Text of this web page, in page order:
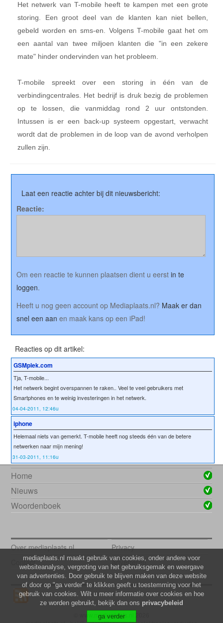
Het netwerk van T-mobile heeft te kampen met een grote
storing. Een groot deel van de klanten kan niet bellen,
gebeld worden en sms-en. Volgens T-mobile gaat het om
een aantal van twee miljoen klanten die "in een zekere
mate" hinder ondervinden van het probleem.
T-mobile spreekt over een storing in één van de
verbindingcentrales. Het bedrijf is druk bezig de problemen
op te lossen, die vanmiddag rond 2 uur ontstonden.
Intussen is er een back-up systeem opgestart, verwacht
wordt dat de problemen in de loop van de avond verholpen
zullen zijn.
Laat een reactie achter bij dit nieuwsbericht:
Reactie:
Om een reactie te kunnen plaatsen dient u eerst in te
loggen.
Heeft u nog geen account op Mediaplaats.nl? Maak er dan
snel een aan en maak kans op een iPad!
Reacties op dit artikel:
GSMplek.com
Tja, T-mobile...
Het netwerk begint overspannen te raken.. Veel te veel gebruikers met
Smartphones en te weinig investeringen in het netwerk.
04-04-2011, 12:46u
iphone
Helemaal niets van gemerkt. T-mobile heeft nog steeds één van de betere
netwerken naar mijn mening!
31-03-2011, 11:16u
Home
Nieuws
Woordenboek
Over mediaplaats.nl
Privacy
Contact
Adverteren
© www.mediaplaats.nl 2026
mediaplaats.nl maakt gebruik van cookies, onder andere voor
websiteanalyse, vergroting van het gebruiksgemak en weergave
van advertenties. Door gebruik te blijven maken van deze website
of door op "ga verder" te klikken geeft u toestemming voor het
gebruik van cookies. Wilt u meer informatie over cookies en hoe
ze worden gebruikt, bekijk dan ons privacybeleid